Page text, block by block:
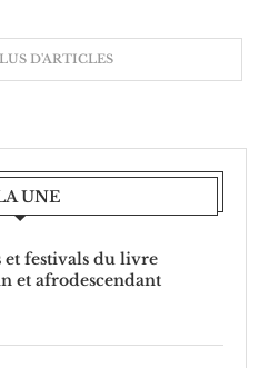
D'ARTICLES
UNE
et festivals du livre
et afrodescendant